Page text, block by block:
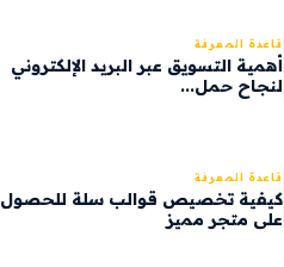
قاعدة المعرفة
أهمية التسويق عبر البريد الإلكتروني
لنجاح حمل...
قاعدة المعرفة
كيفية تخصيص قوالب سلة للحصول
على متجر مميز